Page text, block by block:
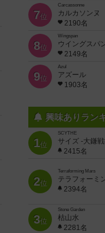
7位
Carcassonne
カルカソンヌ
2190名
8位
Wingspan
ウイングスパ
2149名
9位
Azul
アズール
1903名
興味ありラン
1位
SCYTHE
サイズ -大鎌
2415名
2位
Terraforming Mars
テラフォーミ
2394名
3位
Stone Garden
枯山水
2281名